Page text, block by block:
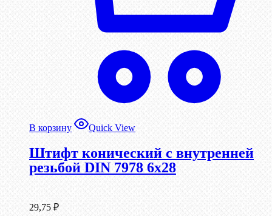
В корзину Quick View
Штифт конический с внутренней
резьбой DIN 7978 6х28
29,75 ₽